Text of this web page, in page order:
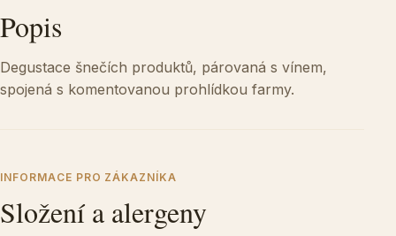
Popis
Degustace šnečích produktů, párovaná s vínem,
spojená s komentovanou prohlídkou farmy.
INFORMACE PRO ZÁKAZNÍKA
Složení a alergeny